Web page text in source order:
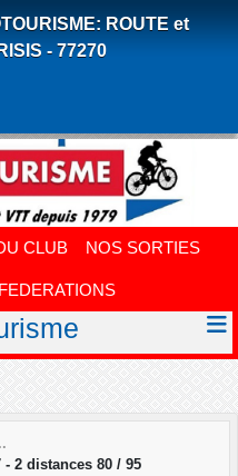
ROUTE et
- 77270
CLUB NOS SORTIES
FEDERATIONS
- 2 distances 80 / 95